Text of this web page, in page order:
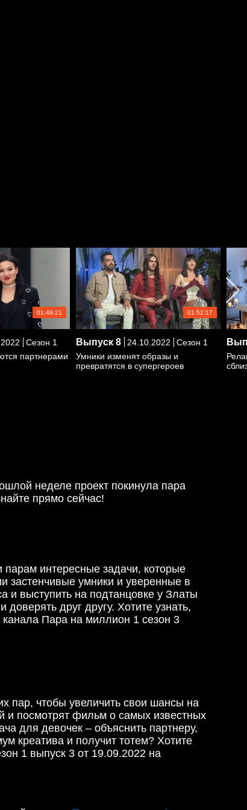
01:49:21
Сезон 1
партнерами
01:52:17
Выпуск 8 24.10.2022
Сезон 1
Умники изменят образы и
превратятся в супергероев
неделе проект покинула пара
прямо сейчас!
интересные задачи, которые
застенчивые умники и уверенные в
и выступить на подтанцовке у Златы
друг другу. Хотите узнать,
канала Пара на миллион 1 сезон 3
пар, чтобы увеличить свои шансы на
и посмотрят фильм о самых известных
для девочек – объяснить партнеру,
креатива и получит тотем? Хотите
1 выпуск 3 от 19.09.2022 на